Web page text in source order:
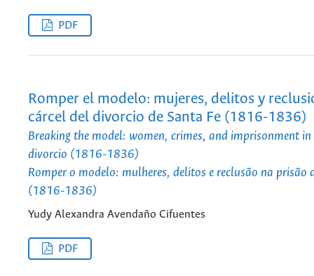
PDF
Romper el modelo: mujeres, delitos y
cárcel del divorcio de Santa Fe (1816-1836)
Breaking the model: women, crimes, and imprisonment in
divorcio (1816-1836)
Romper o modelo: mulheres, delitos e reclusão na prisão
(1816-1836)
Yudy Alexandra Avendaño Cifuentes
PDF